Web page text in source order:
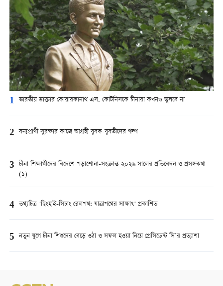
1 ভারতীয় ডাক্তার কোয়ারকানাথ এস. কোটনিসকে চীনারা কখনও ভুলবে না
2 বন্যপ্রাণী সুরক্ষার কাজে আগ্রহী যুবক-যুবতীদের গল্প
3 চীনা শিক্ষার্থীদের বিদেশে পড়াশোনা-সংক্রান্ত ২০২৬ সালের প্রতিবেদন ও প্রসঙ্গকথা
(১)
4 তথ্যচিত্র "ছিংহাই-সিচাং রেলপথ: যাত্রাপথের সাক্ষাৎ" প্রকাশিত
5 নতুন যুগে চীনা শিশুদের বেড়ে ওঠা ও সফল হওয়া নিয়ে প্রেসিডেন্ট সি’র প্রত্যাশা